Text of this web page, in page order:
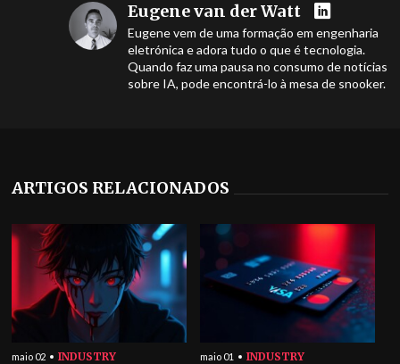
Eugene van der Watt
Eugene vem de uma formação em engenharia
eletrónica e adora tudo o que é tecnologia.
Quando faz uma pausa no consumo de notícias
sobre IA, pode encontrá-lo à mesa de snooker.
ARTIGOS RELACIONADOS
maio 02 INDUSTRY maio 01 INDUSTRY